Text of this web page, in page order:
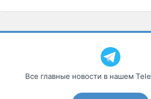
Все главные новости в нашем